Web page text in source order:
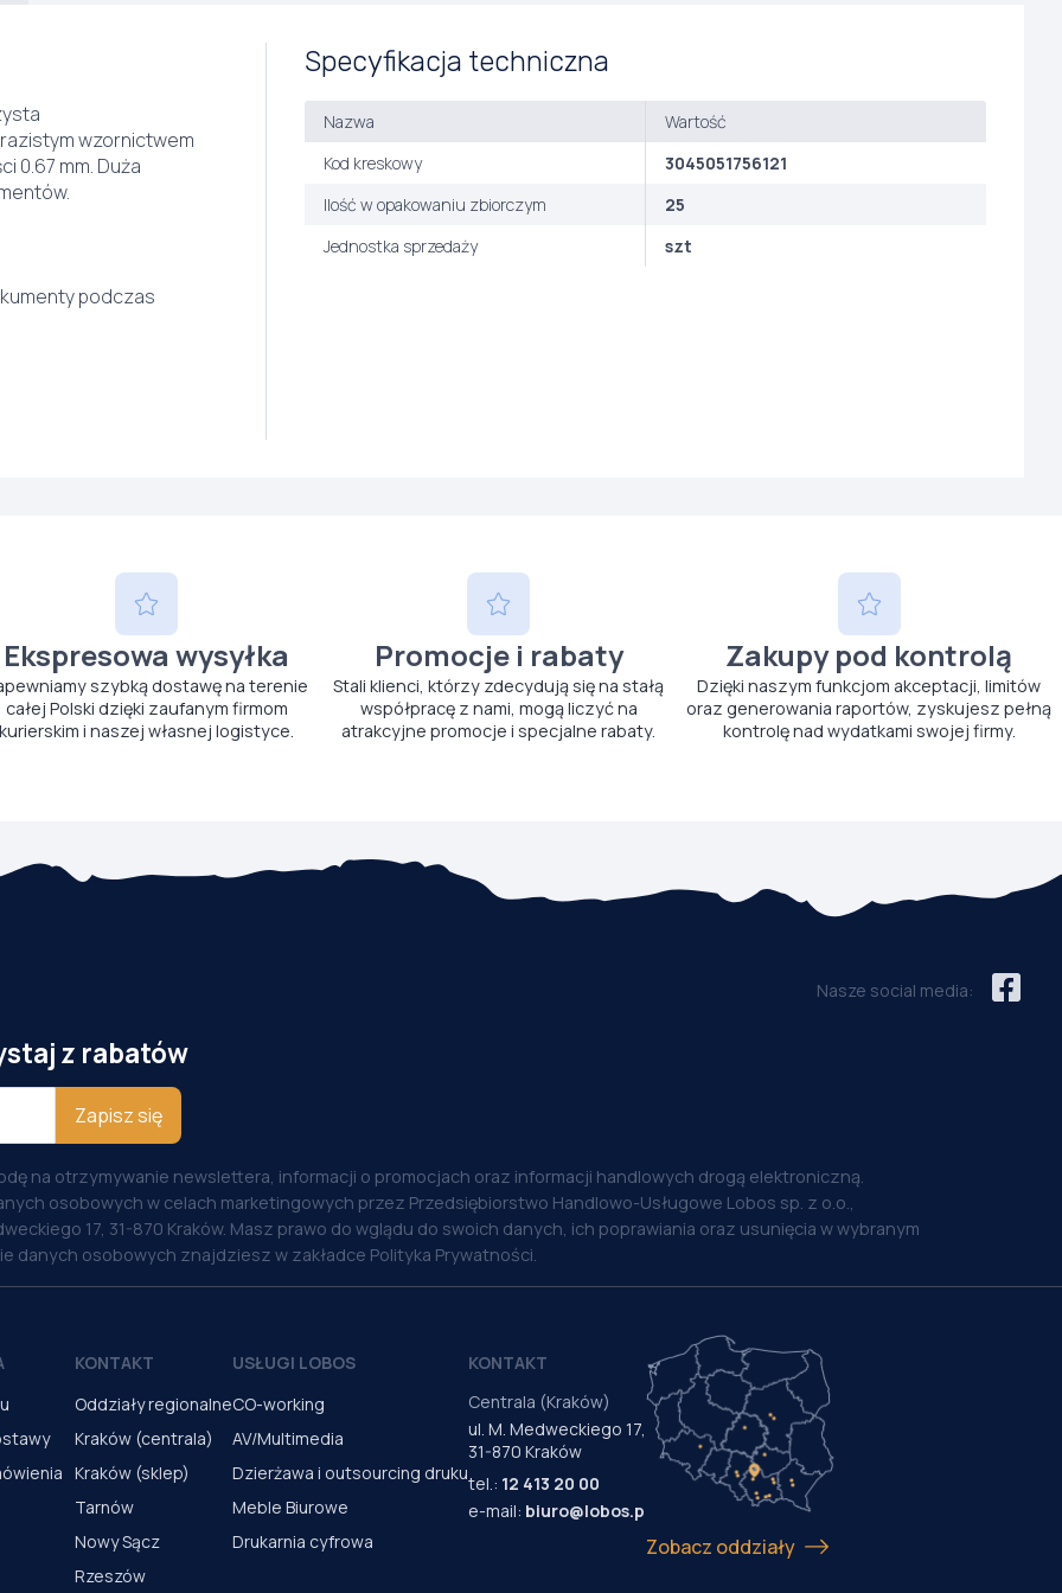
wzornictwem
0.67 mm. Duża
podczas
Specyfikacja techniczna
Nazwa
Wartość
Kod kreskowy
3045051756121
Ilość w opakowaniu zbiorczym
25
Jednostka sprzedaży
szt
Ekspresowa wysyłka
szybką dostawę na terenie
całej Polski dzięki zaufanym firmom
kurierskim i naszej własnej logistyce.
Promocje i rabaty
Stali klienci, którzy zdecydują się na stałą
współpracę z nami, mogą liczyć na
atrakcyjne promocje i specjalne rabaty.
Zakupy pod kontrolą
Dzięki naszym funkcjom akceptacji, limitów
oraz generowania raportów, zyskujesz pełną
kontrolę nad wydatkami swojej firmy.
Nasze social media:
z rabatów
Zapisz się
na otrzymywanie newslettera, informacji o promocjach oraz informacji handlowych drogą elektroniczną.
osobowych w celach marketingowych przez Przedsiębiorstwo Handlowo-Usługowe Lobos sp. z o.o.,
17, 31-870 Kraków. Masz prawo do wglądu do swoich danych, ich poprawiania oraz usunięcia w wybranym
danych osobowych znajdziesz w zakładce Polityka Prywatności.
KONTAKT
Oddziały regionalne
Kraków (centrala)
Kraków (sklep)
Tarnów
Nowy Sącz
Rzeszów
USŁUGI LOBOS
CO-working
AV/Multimedia
Dzierżawa i outsourcing druku
Meble Biurowe
Drukarnia cyfrowa
KONTAKT
Centrala (Kraków)
ul. M. Medweckiego 17,
31-870 Kraków
tel.: 12 413 20 00
e-mail: biuro@lobos.pl
Zobacz oddziały